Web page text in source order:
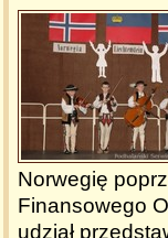
Norwegię
Finansowego
udział